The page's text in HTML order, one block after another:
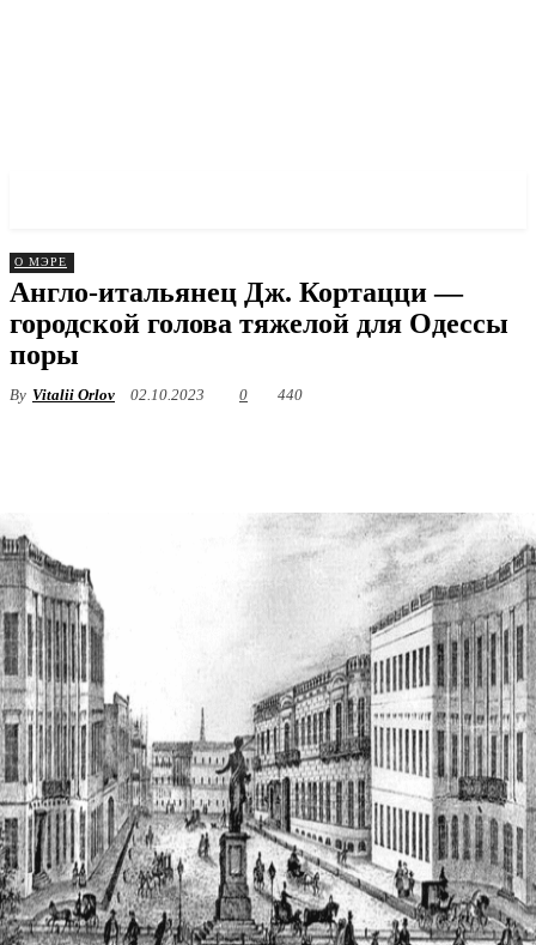
О МЭРЕ
Англо-итальянец Дж. Кортацци —
городской голова тяжелой для Одессы
поры
By Vitalii Orlov 02.10.2023 0 440